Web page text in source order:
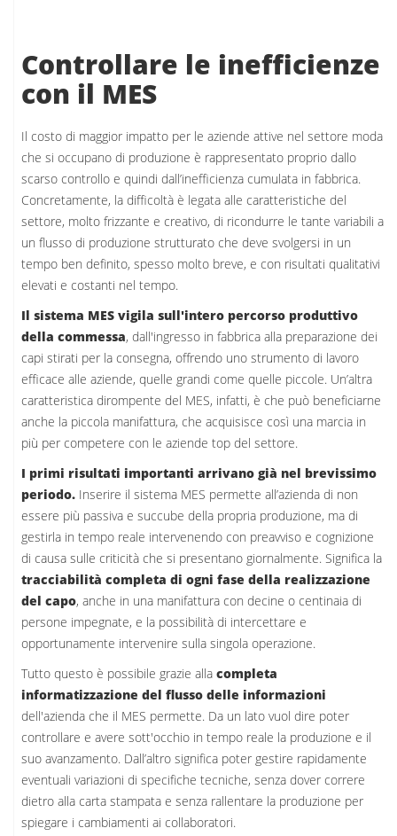
Controllare le inefficienze
con il MES
Il costo di maggior impatto per le aziende attive nel settore moda
che si occupano di produzione è rappresentato proprio dallo
scarso controllo e quindi dall’inefficienza cumulata in fabbrica.
Concretamente, la difficoltà è legata alle caratteristiche del
settore, molto frizzante e creativo, di ricondurre le tante variabili a
un flusso di produzione strutturato che deve svolgersi in un
tempo ben definito, spesso molto breve, e con risultati qualitativi
elevati e costanti nel tempo.
Il sistema MES vigila sull'intero percorso produttivo
della commessa, dall'ingresso in fabbrica alla preparazione dei
capi stirati per la consegna, offrendo uno strumento di lavoro
efficace alle aziende, quelle grandi come quelle piccole. Un’altra
caratteristica dirompente del MES, infatti, è che può beneficiarne
anche la piccola manifattura, che acquisisce così una marcia in
più per competere con le aziende top del settore.
I primi risultati importanti arrivano già nel brevissimo
periodo. Inserire il sistema MES permette all’azienda di non
essere più passiva e succube della propria produzione, ma di
gestirla in tempo reale intervenendo con preavviso e cognizione
di causa sulle criticità che si presentano giornalmente. Significa la
tracciabilità completa di ogni fase della realizzazione
del capo, anche in una manifattura con decine o centinaia di
persone impegnate, e la possibilità di intercettare e
opportunamente intervenire sulla singola operazione.
Tutto questo è possibile grazie alla completa
informatizzazione del flusso delle informazioni
dell'azienda che il MES permette. Da un lato vuol dire poter
controllare e avere sott'occhio in tempo reale la produzione e il
suo avanzamento. Dall’altro significa poter gestire rapidamente
eventuali variazioni di specifiche tecniche, senza dover correre
dietro alla carta stampata e senza rallentare la produzione per
spiegare i cambiamenti ai collaboratori.